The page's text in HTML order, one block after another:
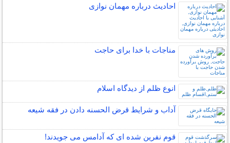
احادیث درباره مهمان نوازی
مناجات با خدا برای حاجت
انوع ظلم از دیدگاه اسلام
آداب و شرایط قرض الحسنه دادن در فقه شیعه
قوم نفرین شده ای که آدامس می جویدند!